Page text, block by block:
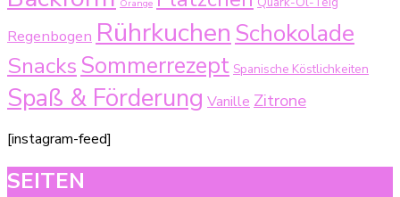
Orange
Regenbogen Rührkuchen Schokolade
SnacksSommerrezept Spanische Köstlichkeiten
Spaß & Förderung Vanille Zitrone
[instagram-feed]
SEITEN